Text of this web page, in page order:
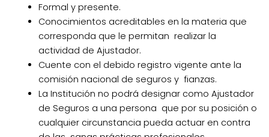
Formal y presente.
Conocimientos acreditables en la materia que
corresponda que le permitan realizar la
actividad de Ajustador.
Cuente con el debido registro vigente ante la
comisión nacional de seguros y fianzas.
La Institución no podrá designar como Ajustador
de Seguros a una persona que por su posición o
cualquier circunstancia pueda actuar en contra